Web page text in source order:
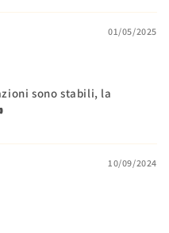
01/05/2025
sono stabili, la
10/09/2024